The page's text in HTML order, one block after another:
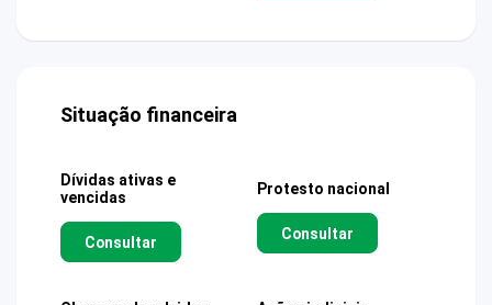
Situação financeira
Dívidas ativas e
vencidas
Consultar
Protesto nacional
Consultar